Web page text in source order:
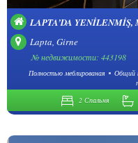
LAPTA’DA
Lapta, Girne
№ недвижимости: 443198
Полностью меблированая Общий
2 Спальня